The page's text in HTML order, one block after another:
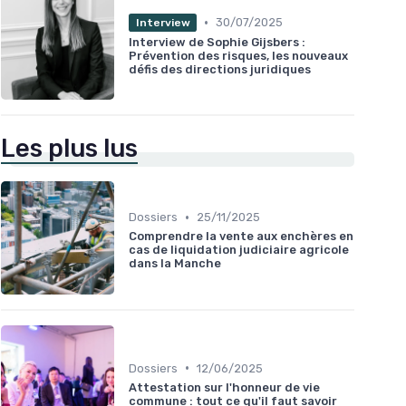
Interview • 30/07/2025
Interview de Sophie Gijsbers :
Prévention des risques, les nouveaux
défis des directions juridiques
Les plus lus
Dossiers •
25/11/2025
Comprendre la vente aux enchères en
cas de liquidation judiciaire agricole
dans la Manche
Dossiers • 12/06/2025
Attestation sur l'honneur de vie
commune : tout ce qu'il faut savoir